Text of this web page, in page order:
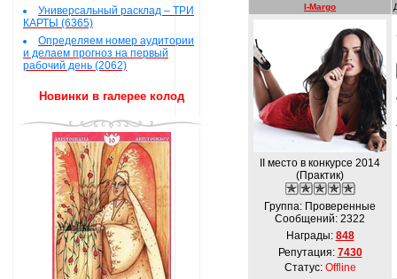
Универсальный расклад – ТРИ
КАРТЫ (6365)
Определяем номер аудитории
и делаем прогноз на первый
рабочий день (2062)
Новинки в галерее колод
I-Margo
II место в конкурсе 2014
(Практик)
Группа: Проверенные
Сообщений: 2322
Награды: 848
Репутация: 7430
Статус: Offline